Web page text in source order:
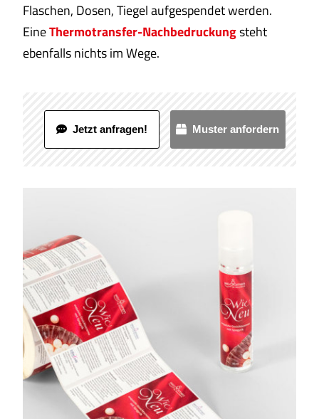
Flaschen, Dosen, Tiegel aufgespendet werden.
EineThermotransfer-Nachbedruckungsteht
ebenfalls nichts im Wege.
Jetzt anfragen! Muster anfordern